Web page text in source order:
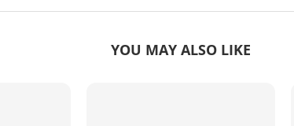
YOU MAY ALSO LIKE